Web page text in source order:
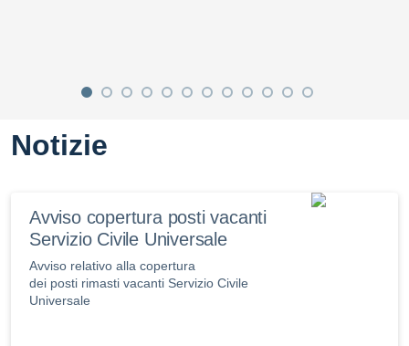
Notizie
Avviso copertura posti vacanti
Servizio Civile Universale
Avviso relativo alla copertura
dei posti rimasti vacanti Servizio Civile
Universale